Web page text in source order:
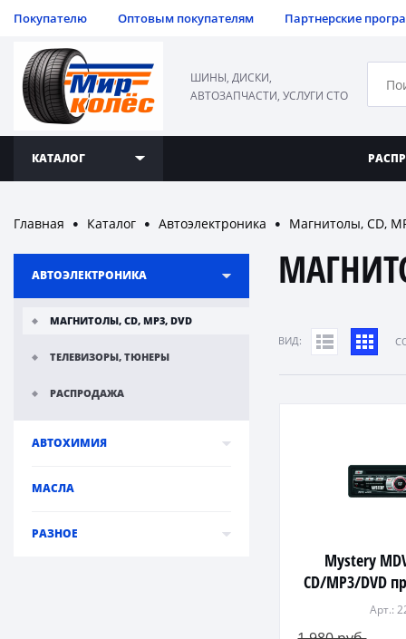
Покупателю Оптовым покупателям Партнерские
ШИНЫ, ДИСКИ,
АВТОЗАПЧАСТИ, УСЛУГИ СТО
КАТАЛОГ
Главная ● Каталог ● Автоэлектроника ● Магнитолы, CD,
АВТОЭЛЕКТРОНИКА
МАГНИТОЛЫ, CD, MP3, DVD
ТЕЛЕВИЗОРЫ, ТЮНЕРЫ
РАСПРОДАЖА
АВТОХИМИЯ
МАСЛА
РАЗНОЕ
ВИД:
Mystery
CD/MP3/DVD
Арт.: